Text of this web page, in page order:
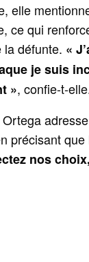
elle
ce qui
la défunte. «
je suis
», confie-t-
précisant
nos